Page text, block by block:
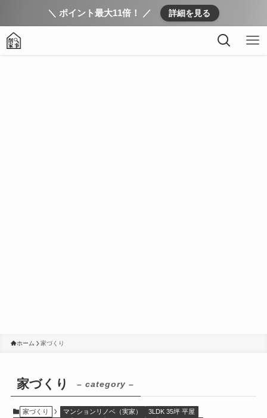
＼ ポイント最大11倍！ ／ 詳細を見る
ホーム 家づくり
家づくり – category –
家づくり マンションリノベ（実家）
3LDK 35坪 平屋